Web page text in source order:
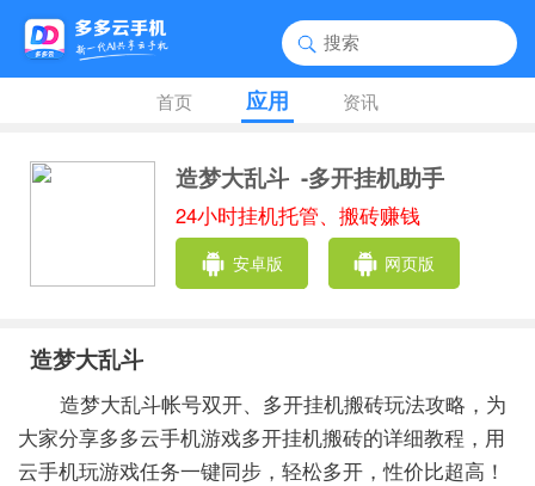
首页 应用 资讯
造梦大乱斗 -多开挂机助手
24小时挂机托管、搬砖赚钱
安卓版 网页版
造梦大乱斗
造梦大乱斗帐号双开、多开挂机搬砖玩法攻略，为
大家分享多多云手机游戏多开挂机搬砖的详细教程，用
云手机玩游戏任务一键同步，轻松多开，性价比超高！